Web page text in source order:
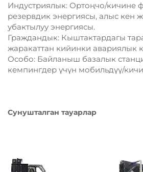
Индустриялык: Ортоңчо/кичине
резервдик энергиясы, алыс кен
убактылуу энергиясы.
Граждандык: Кыштактардагы
жаракаттан кийинки авариялык
Особо: Байланыш базалык
кемпингдер үчүн мобильдүү/
Сунушталган тауарлар